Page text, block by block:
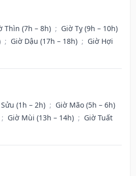
Thìn (7h – 8h) ; Giờ Tỵ (9h – 10h)
; Giờ Dậu (17h – 18h) ; Giờ Hợi
(1h – 2h) ; Giờ Mão (5h – 6h)
; Giờ Mùi (13h – 14h) ; Giờ Tuất